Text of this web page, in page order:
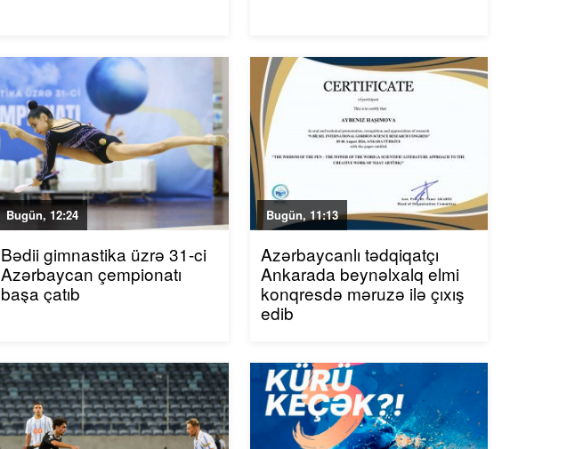
Bugün, 12:24
Bədii gimnastika üzrə 31-ci
Azərbaycan çempionatı
başa çatıb
Bugün, 11:13
Azərbaycanlı tədqiqatçı
Ankarada beynəlxalq elmi
konqresdə məruzə ilə çıxış
edib